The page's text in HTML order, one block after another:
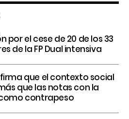
por el cese de 20 de los 33
de la FP Dual intensiva
que el contexto social
que las notas con la
contrapeso